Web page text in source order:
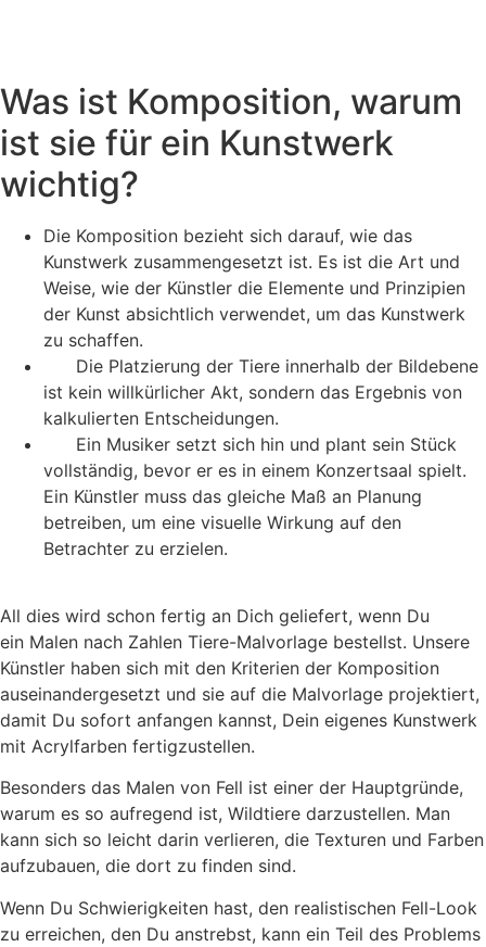
Was ist Komposition, warum
ist sie für ein Kunstwerk
wichtig?
Die Komposition bezieht sich darauf, wie das
Kunstwerk zusammengesetzt ist. Es ist die Art und
Weise, wie der Künstler die Elemente und Prinzipien
der Kunst absichtlich verwendet, um das Kunstwerk
zu schaffen.
Die Platzierung der Tiere innerhalb der Bildebene
ist kein willkürlicher Akt, sondern das Ergebnis von
kalkulierten Entscheidungen.
Ein Musiker setzt sich hin und plant sein Stück
vollständig, bevor er es in einem Konzertsaal spielt.
Ein Künstler muss das gleiche Maß an Planung
betreiben, um eine visuelle Wirkung auf den
Betrachter zu erzielen.
All dies wird schon fertig an Dich geliefert, wenn Du
ein Malen nach Zahlen Tiere-Malvorlage bestellst. Unsere
Künstler haben sich mit den Kriterien der Komposition
auseinandergesetzt und sie auf die Malvorlage projektiert,
damit Du sofort anfangen kannst, Dein eigenes Kunstwerk
mit Acrylfarben fertigzustellen.
Besonders das Malen von Fell ist einer der Hauptgründe,
warum es so aufregend ist, Wildtiere darzustellen. Man
kann sich so leicht darin verlieren, die Texturen und Farben
aufzubauen, die dort zu finden sind.
Wenn Du Schwierigkeiten hast, den realistischen Fell-Look
zu erreichen, den Du anstrebst, kann ein Teil des Problems